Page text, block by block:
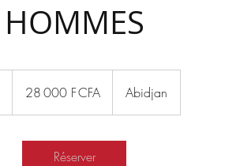
HOMMES
CFA28 000 F CFA Abidjan
Réserver